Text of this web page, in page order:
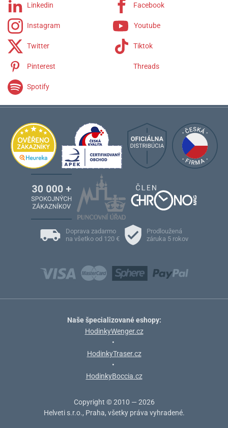
Linkedin Facebook
Instagram Youtube
Twitter Tiktok
Pinterest Threads
Spotify
Doprava zadarmo
na všetko od 120 €
Prodloužená
záruka 5 rokov
Naše špecializované eshopy:
HodinkyWenger.cz
•
HodinkyTraser.cz
•
HodinkyBoccia.cz
Copyright © 2010 — 2026
Helveti s.r.o., Praha, všetky práva vyhradené.